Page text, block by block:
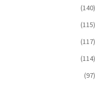
(140)
(115)
(117)
(114)
(97)